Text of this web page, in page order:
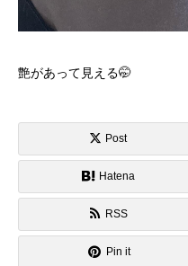
艶があって見える🤭️
Post
Hatena
RSS
Pin it